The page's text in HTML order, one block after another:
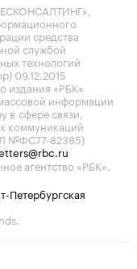
средства
службой
технологий
09.12.2015
издания «РБК»
информации
в сфере связи,
коммуникаций
№ФС77-82385)
агентство «РБК».
Петербургская